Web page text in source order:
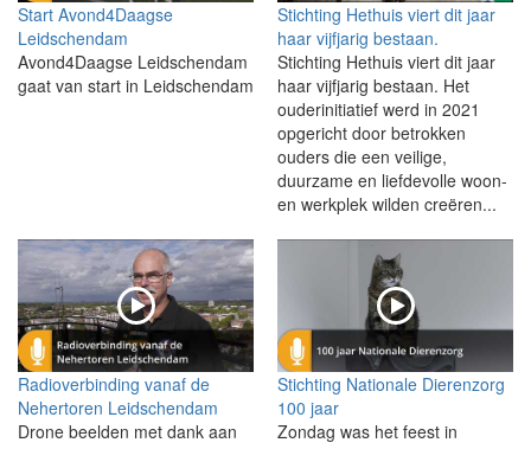
Start Avond4Daagse
Leidschendam
Avond4Daagse Leidschendam
gaat van start in Leidschendam
Stichting Hethuis viert dit jaar
haar vijfjarig bestaan.
Stichting Hethuis viert dit jaar
haar vijfjarig bestaan. Het
ouderinitiatief werd in 2021
opgericht door betrokken
ouders die een veilige,
duurzame en liefdevolle woon-
en werkplek wilden creëren...
Radioverbinding vanaf de
Nehertoren Leidschendam
Drone beelden met dank aan
Stichting Nationale Dierenzorg
100 jaar
Zondag was het feest in